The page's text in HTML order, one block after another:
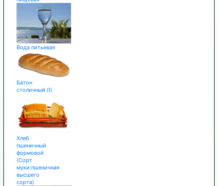
Вода питьевая
Батон
столичный (I)
Хлеб
пшеничный
формовой
(Сорт
муки:пшеничная
высшего
сорта)